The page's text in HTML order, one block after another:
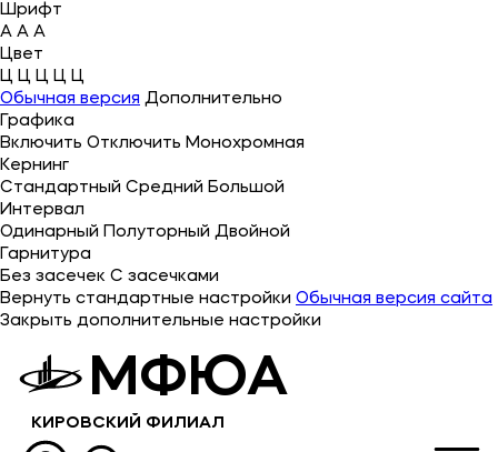
Шрифт
A A A
Цвет
Ц Ц Ц Ц Ц
Обычная версия Дополнительно
Графика
Включить Отключить Монохромная
Кернинг
Стандартный Средний Большой
Интервал
Одинарный Полуторный Двойной
Гарнитура
Без засечек С засечками
Вернуть стандартные настройки Обычная версия сайта
Закрыть дополнительные настройки
МФЮА
КИРОВСКИЙ ФИЛИАЛ
Об университете
Лицензии и документы
Сведения об образовательной организации
Абитуриенту
Кабинет-музей Я.Прозорова и истории меценатства
Наука